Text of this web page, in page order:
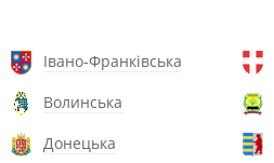
Івано-Франківська
Волинська
Донецька